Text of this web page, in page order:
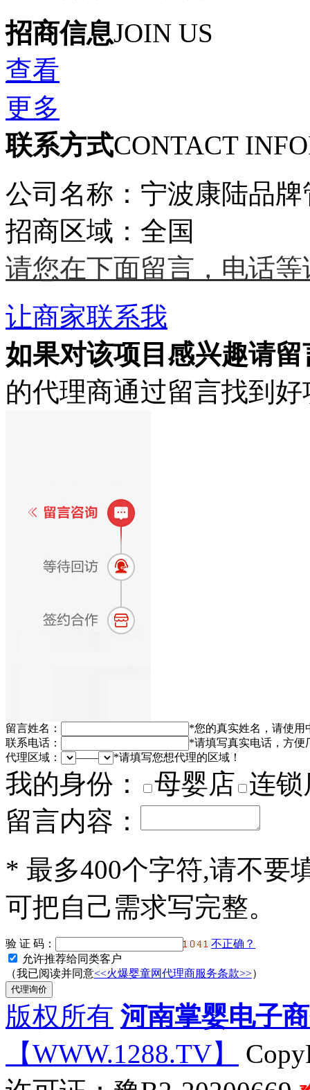
招商信息JOIN US
查看
更多
联系方式CONTACT
公司名称：宁波康陆品
招商区域：全国
请您在下面留言，电话
让商家联系我
如果对该项目感兴趣请留
的代理商通过留言找到
留言姓名： *您的真实姓名，请使用
联系电话：
*请填写真实电话，方便
代理区域：
—— *请填写您想代理的区域！
我的身份： 母婴店 连锁
留言内容：
* 最多400个字符,请不要
可把自己需求写完整。
验 证 码：
不正确？
允许推荐给同类客户
（我已阅读并同意<<火爆婴童网代理商服务条款>>）
版权所有 河南掌婴电子
【WWW.1288.TV】